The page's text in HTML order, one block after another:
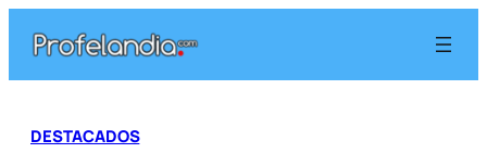
contenido
DESTACADOS